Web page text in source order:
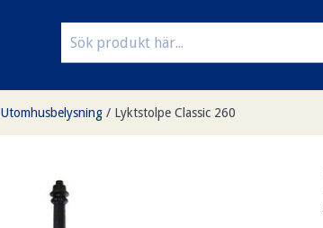
Utomhusbelysning / Lyktstolpe Classic 260